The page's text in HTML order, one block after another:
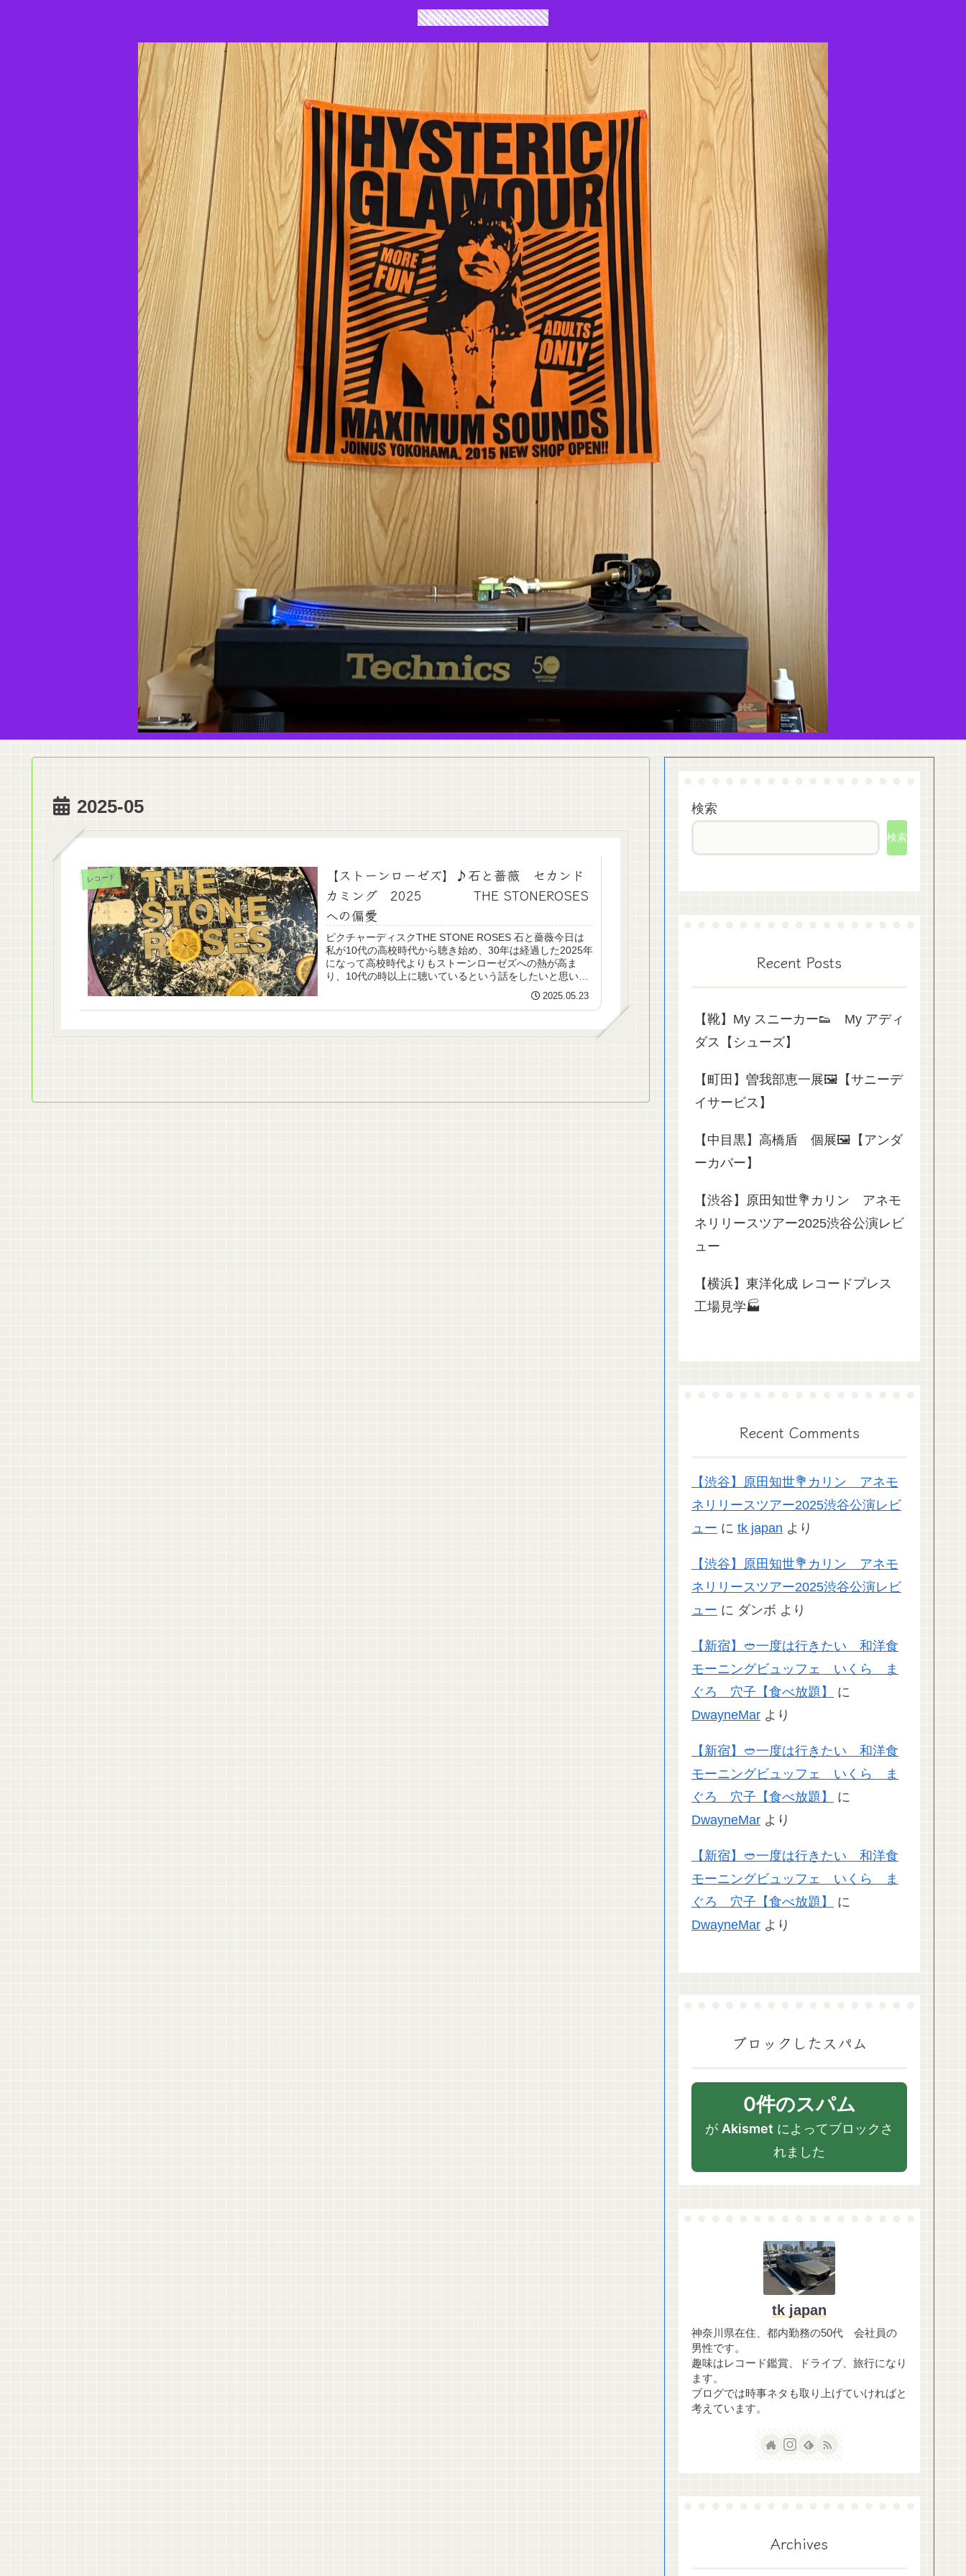
前向きに上がって行こう！
2025-05
レコード
【ストーンローゼズ】♪石と薔薇 セカンド
カミング 2025 THE STONEROSES
への偏愛
ピクチャーディスクTHE STONE ROSES 石と薔薇今日は
私が10代の高校時代から聴き始め、30年は経過した2025年
になって高校時代よりもストーンローゼズへの熱が高ま
り、10代の時以上に聴いているという話をしたいと思いま
2025.05.23
検索
検索
Recent Posts
【靴】My スニーカー👟 My アディ
ダス【シューズ】
【町田】曽我部恵一展🖼️【サニーデ
イサービス】
【中目黒】高橋盾 個展🖼️【アンダ
ーカバー】
【渋谷】原田知世💐カリン アネモ
ネリリースツアー2025渋谷公演レビ
ュー
【横浜】東洋化成 レコードプレス
工場見学🏭
Recent Comments
【渋谷】原田知世💐カリン アネモ
ネリリースツアー2025渋谷公演レビ
ュー に tk japan より
【渋谷】原田知世💐カリン アネモ
ネリリースツアー2025渋谷公演レビ
ュー に ダンボ より
【新宿】🥙一度は行きたい 和洋食
モーニングビュッフェ いくら ま
ぐろ 穴子【食べ放題】
に
DwayneMar より
【新宿】🥙一度は行きたい 和洋食
モーニングビュッフェ いくら ま
ぐろ 穴子【食べ放題】
に
DwayneMar より
【新宿】🥙一度は行きたい 和洋食
モーニングビュッフェ いくら ま
ぐろ 穴子【食べ放題】
に
DwayneMar より
ブロックしたスパム
0件のスパム
が Akismet によってブロックさ
れました
tk japan
神奈川県在住、都内勤務の50代 会社員の
男性です。
趣味はレコード鑑賞、ドライブ、旅行になり
ます。
ブログでは時事ネタも取り上げていければと
考えています。
Archives